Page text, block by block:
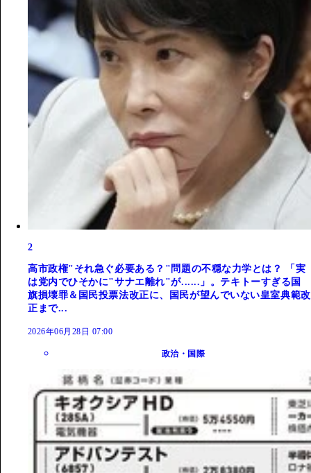
2
高市政権"それ急ぐ必要ある？"問題の不穏な力学とは？ 「実
は党内でひそかに"サナエ離れ"が......」。テキトーすぎる国
旗損壊罪＆国民投票法改正に、国民が望んでいない皇室典範改
正まで...
2026年06月28日 07:00
政治・国際